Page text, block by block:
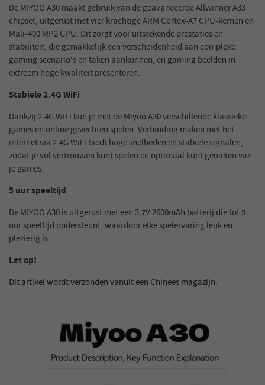
De MIYOO A30 maakt gebruik van de geavanceerde Allwinner A33
chipset, uitgerust met vier krachtige ARM Cortex-A7 CPU-kernen en
Mali-400 MP2 GPU. Dit zorgt voor uitstekende prestaties en
stabiliteit, die gemakkelijk een verscheidenheid aan complexe
gaming scenario's en taken aankunnen, en gaming beelden in
extreem hoge kwaliteit presenteren.
Stabiele 2.4G WiFi
Dankzij 2.4G WiFi kun je met de Miyoo A30 verschillende klassieke
games en online gevechten spelen. Verbinding maken met het
internet via 2.4G WiFi biedt hoge snelheden en stabiele signalen,
zodat je vol vertrouwen kunt spelen en optimaal kunt genieten van
je games.
5 uur speeltijd
De MIYOO A30 is uitgerust met een 3,7V 2600mAh batterij die tot 5
uur speeltijd ondersteunt, waardoor elke spelervaring leuk en
plezierig is.
Let op!
Dit artikel wordt verzonden vanuit een Chinees magazijn.